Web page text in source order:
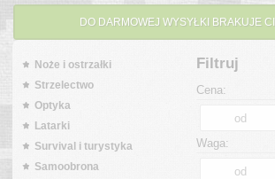
DO DARMOWEJ WYSYŁKI BRAKUJE CI
Noże i ostrzałki
Strzelectwo
Optyka
Latarki
Survival i turystyka
Samoobrona
Filtruj
Cena:
Waga: